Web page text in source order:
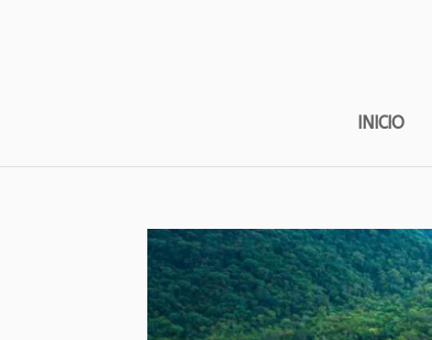
INICIO